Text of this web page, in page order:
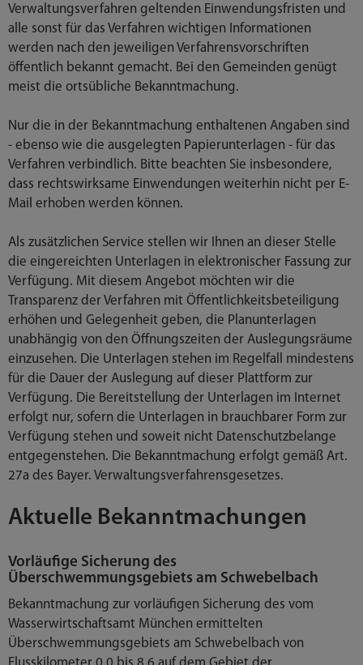
Verwaltungsverfahren geltenden Einwendungsfristen und
alle sonst für das Verfahren wichtigen Informationen
werden nach den jeweiligen Verfahrensvorschriften
öffentlich bekannt gemacht. Bei den Gemeinden genügt
meist die ortsübliche Bekanntmachung.
Nur die in der Bekanntmachung enthaltenen Angaben sind
- ebenso wie die ausgelegten Papierunterlagen - für das
Verfahren verbindlich. Bitte beachten Sie insbesondere,
dass rechtswirksame Einwendungen weiterhin nicht per E-
Mail erhoben werden können.
Als zusätzlichen Service stellen wir Ihnen an dieser Stelle
die eingereichten Unterlagen in elektronischer Fassung zur
Verfügung. Mit diesem Angebot möchten wir die
Transparenz der Verfahren mit Öffentlichkeitsbeteiligung
erhöhen und Gelegenheit geben, die Planunterlagen
unabhängig von den Öffnungszeiten der Auslegungsräume
einzusehen. Die Unterlagen stehen im Regelfall mindestens
für die Dauer der Auslegung auf dieser Plattform zur
Verfügung. Die Bereitstellung der Unterlagen im Internet
erfolgt nur, sofern die Unterlagen in brauchbarer Form zur
Verfügung stehen und soweit nicht Datenschutzbelange
entgegenstehen. Die Bekanntmachung erfolgt gemäß Art.
27a des Bayer. Verwaltungsverfahrensgesetzes.
Aktuelle Bekanntmachungen
Vorläufige Sicherung des
Überschwemmungsgebiets am Schwebelbach
Bekanntmachung zur vorläufigen Sicherung des vom
Wasserwirtschaftsamt München ermittelten
Überschwemmungsgebiets am Schwebelbach von